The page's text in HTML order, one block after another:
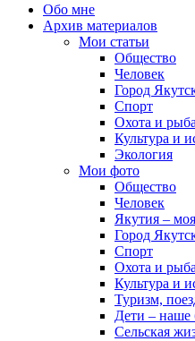
Обо мне
Архив материалов
Мои статьи
Общество
Человек
Город
Спорт
Охота и
Культура и
Экология
Мои фото
Общество
Человек
Якутия –
Город
Спорт
Охота и
Культура и
Туризм,
Дети – наше
Сельская